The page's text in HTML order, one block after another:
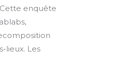
enquête
lieux. Les